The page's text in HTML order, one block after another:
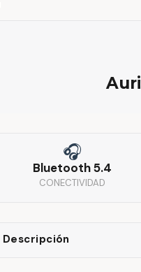
🎧
Bluetooth 5.4
CONECTIVIDAD
Descripción